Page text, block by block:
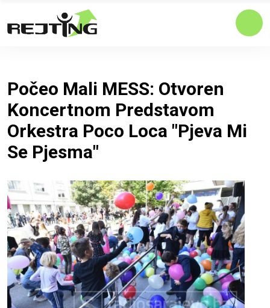
Počeo Mali MESS: Otvoren
Koncertnom Predstavom
Orkestra Poco Loca "Pjeva Mi
Se Pjesma"